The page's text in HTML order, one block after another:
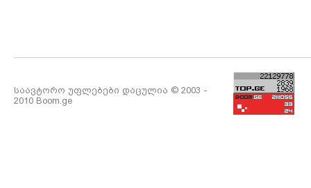
საავტორო უფლებები დაცულია © 2003 -
2010 Boom.ge